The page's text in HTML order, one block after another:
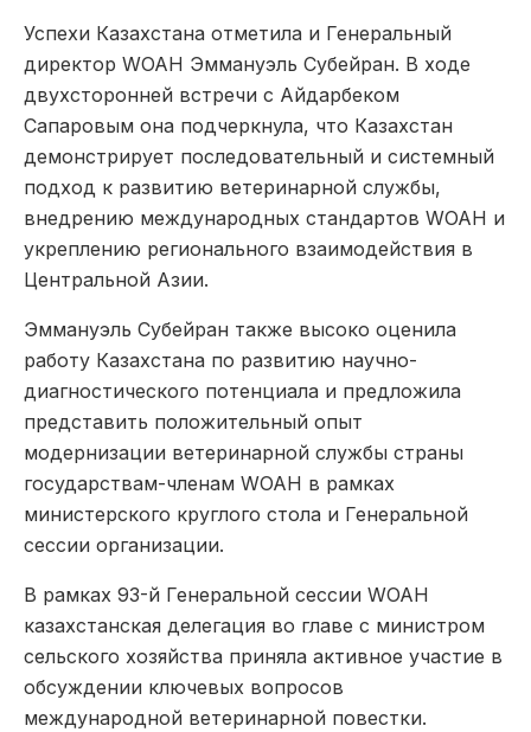
Успехи Казахстана отметила и Генеральный
директор WOAH Эммануэль Субейран. В ходе
двухсторонней встречи с Айдарбеком
Сапаровым она подчеркнула, что Казахстан
демонстрирует последовательный и системный
подход к развитию ветеринарной службы,
внедрению международных стандартов WOAH и
укреплению регионального взаимодействия в
Центральной Азии.
Эммануэль Субейран также высоко оценила
работу Казахстана по развитию научно-
диагностического потенциала и предложила
представить положительный опыт
модернизации ветеринарной службы страны
государствам-членам WOAH в рамках
министерского круглого стола и Генеральной
сессии организации.
В рамках 93-й Генеральной сессии WOAH
казахстанская делегация во главе с министром
сельского хозяйства приняла активное участие в
обсуждении ключевых вопросов
международной ветеринарной повестки.